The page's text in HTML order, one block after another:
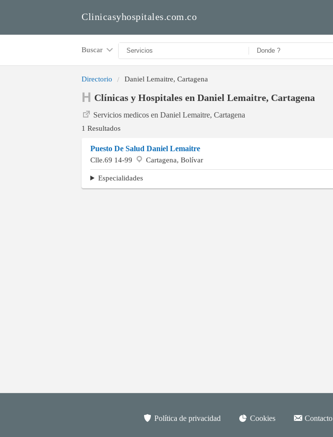
Clinicasyhospitales.com.co
Buscar
Directorio Daniel Lemaitre, Cartagena
Clínicas y Hospitales en Daniel Lemaitre, Cartagena
Servicios medicos en Daniel Lemaitre, Cartagena
1 Resultados
Puesto De Salud Daniel Lemaitre
Clle.69 14-99
Cartagena, Bolívar
Especialidades
Política de privacidad Cookies Contacto